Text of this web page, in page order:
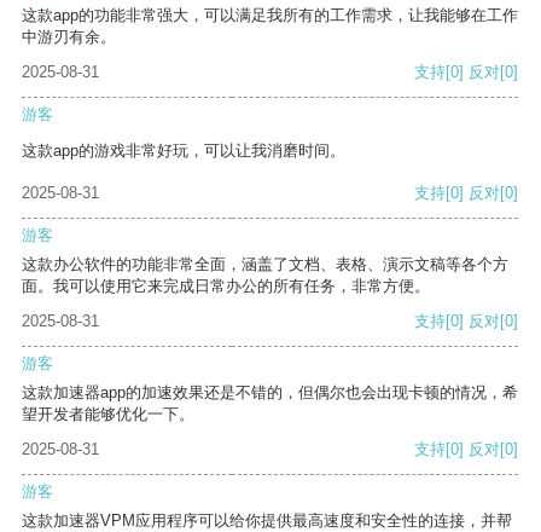
这款app的功能非常强大，可以满足我所有的工作需求，让我能够在工作
中游刃有余。
2025-08-31
支持[0] 反对[0]
游客
这款app的游戏非常好玩，可以让我消磨时间。
2025-08-31 支持[0] 反对[0]
游客
这款办公软件的功能非常全面，涵盖了文档、表格、演示文稿等各个方
面。我可以使用它来完成日常办公的所有任务，非常方便。
2025-08-31
支持[0] 反对[0]
游客
这款加速器app的加速效果还是不错的，但偶尔也会出现卡顿的情况，希
望开发者能够优化一下。
2025-08-31
支持[0] 反对[0]
游客
这款加速器VPM应用程序可以给你提供最高速度和安全性的连接，并帮